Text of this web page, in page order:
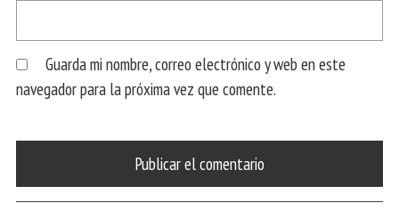
Guarda mi nombre, correo electrónico y web en este
navegador para la próxima vez que comente.